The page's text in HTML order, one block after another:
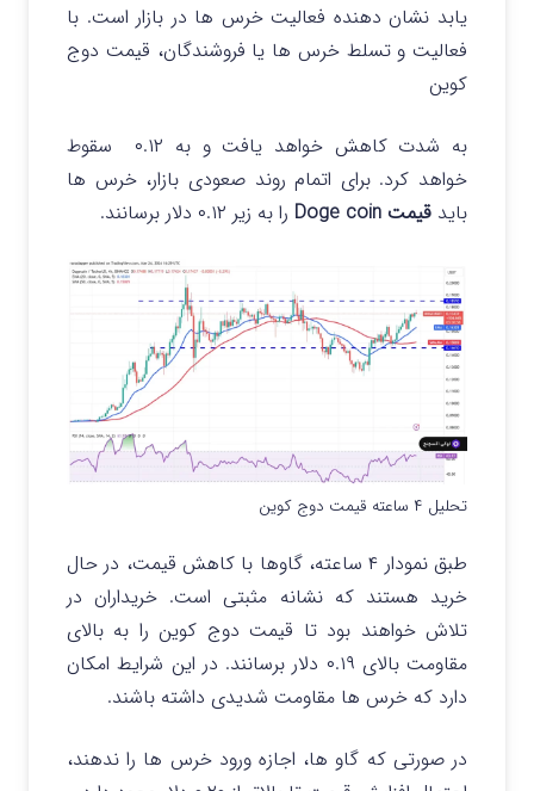
یابد نشان دهنده فعالیت خرس ها در بازار است. با
فعالیت و تسلط خرس ها یا فروشندگان، قیمت دوج
کوین
به شدت کاهش خواهد یافت و به ۰.۱۲ سقوط
خواهد کرد.برای اتمام روند صعودی بازار، خرس ها
باید قیمت Doge coin را به زیر ۰.۱۲ دلار برسانند.
تحلیل ۴ ساعته قیمت دوج کوین
طبق نمودار ۴ ساعته، گاوها با کاهش قیمت، در حال
خرید هستند که نشانه مثبتی است. خریداران در
تلاش خواهند بود تا قیمت دوج کوین را به بالای
مقاومت بالای ۰.۱۹ دلار برسانند.
در این شرایط امکان
دارد که خرس ها مقاومت شدیدی داشته باشند.
در صورتی که گاو ها، اجازه ورود خرس ها را ندهند،